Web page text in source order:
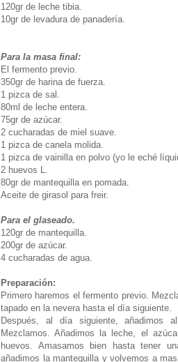
120gr de leche tibia.
10gr de levadura de panadería.
Para la masa final:
El fermento previo.
350gr de harina de fuerza.
1 pizca de sal.
80ml de leche entera.
75gr de azúcar.
2 cucharadas de miel suave.
1 pizca de canela molida.
1 pizca de vainilla en polvo (yo le eché
2 huevos L.
80gr de mantequilla en pomada.
Aceite de girasol para freir.
Para el glaseado.
120gr de mantequilla.
200gr de azúcar.
4 cucharadas de agua.
Preparación:
Primero haremos el fermento previo.
tapado en la nevera hasta el día siguiente.
Después, al día siguiente, añadimos
Mezclamos. Añadimos la leche, el
huevos. Amasamos bien hasta tener
añadimos la mantequilla y volvemos a